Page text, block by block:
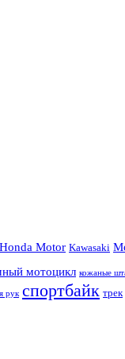
Honda Motor Kawasaki
мотоцикл кожаные
рук спортбайк трек